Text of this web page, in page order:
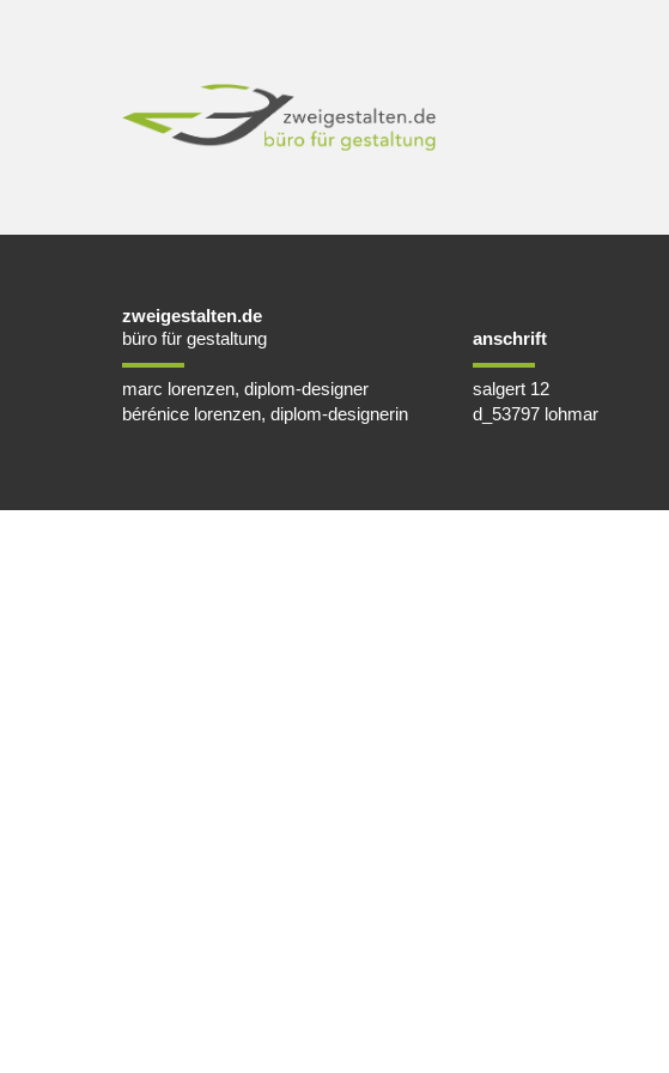
zweigestalten.de
büro für gestaltung
marc lorenzen, diplom-designer
bérénice lorenzen, diplom-designerin
anschrift
salgert 12
d_53797 lohmar